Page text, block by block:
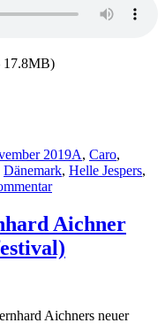
2019A, Caro,
Dänemark, Helle Jespers,
zu
Interview
mit
Judith
Aichner
Aichners neuer